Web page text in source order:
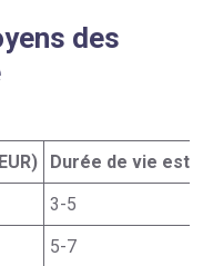
des
Durée de vie
3-5
5-7